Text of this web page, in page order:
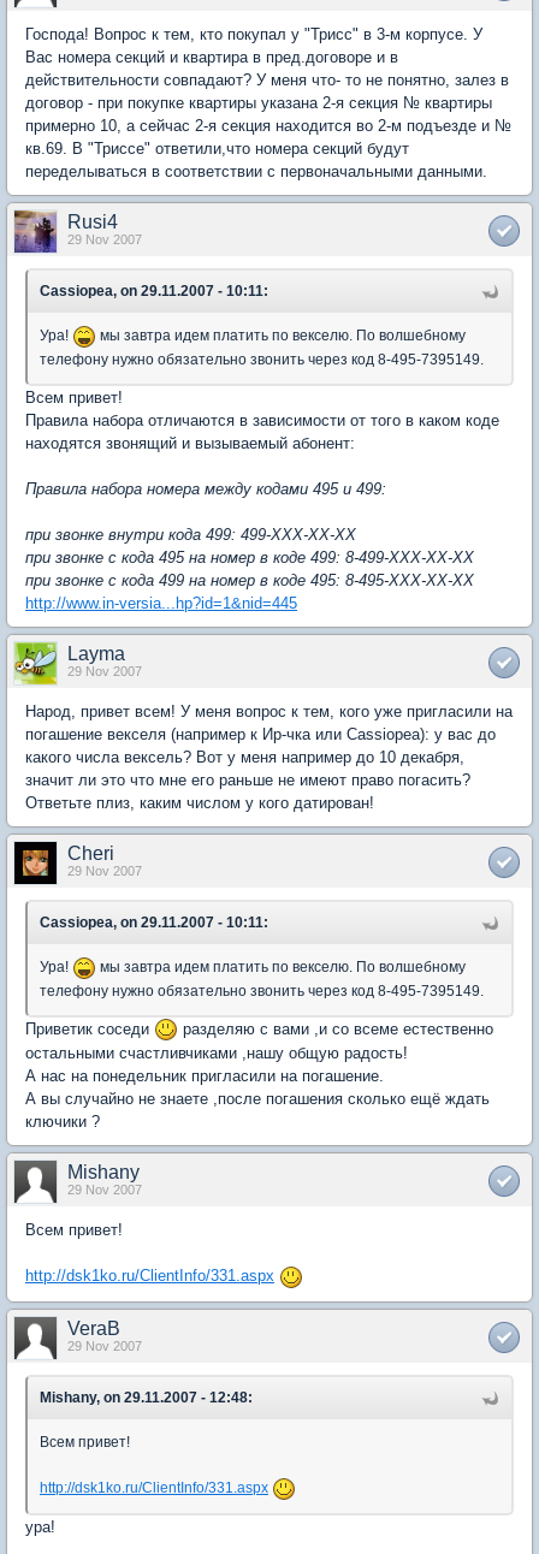
Господа! Вопрос к тем, кто покупал у "Трисс" в 3-м корпусе. У
Вас номера секций и квартира в пред.договоре и в
действительности совпадают? У меня что- то не понятно, залез в
договор - при покупке квартиры указана 2-я секция № квартиры
примерно 10, а сейчас 2-я секция находится во 2-м подъезде и №
кв.69. В "Триссе" ответили,что номера секций будут
переделываться в соответствии с первоначальными данными.
Rusi4
29 Nov 2007
Cassiopea, on 29.11.2007 - 10:11:
Ура!
мы завтра идем платить по векселю. По волшебному
телефону нужно обязательно звонить через код 8-495-7395149.
Всем привет!
Правила набора отличаются в зависимости от того в каком коде
находятся звонящий и вызываемый абонент:
Правила набора номера между кодами 495 и 499:
при звонке внутри кода 499: 499-XXX-XX-XX
при звонке с кода 495 на номер в коде 499: 8-499-XXX-XX-XX
при звонке с кода 499 на номер в коде 495: 8-495-XXX-XX-XX
http://www.in-versia...hp?id=1&nid=445
Layma
29 Nov 2007
Народ, привет всем! У меня вопрос к тем, кого уже пригласили на
погашение векселя (например к Ир-чка или Cassiopea): у вас до
какого числа вексель? Вот у меня например до 10 декабря,
значит ли это что мне его раньше не имеют право погасить?
Ответьте плиз, каким числом у кого датирован!
Cheri
29 Nov 2007
Cassiopea, on 29.11.2007 - 10:11:
Ура!
мы завтра идем платить по векселю. По волшебному
телефону нужно обязательно звонить через код 8-495-7395149.
Приветик соседи
разделяю с вами ,и со всеме естественно
остальными счастливчиками ,нашу общую радость!
А нас на понедельник пригласили на погашение.
А вы случайно не знаете ,после погашения сколько ещё ждать
ключики ?
Mishany
29 Nov 2007
Всем привет!
http://dsk1ko.ru/ClientInfo/331.aspx
VeraB
29 Nov 2007
Mishany, on 29.11.2007 - 12:48:
Всем привет!
http://dsk1ko.ru/ClientInfo/331.aspx
ура!